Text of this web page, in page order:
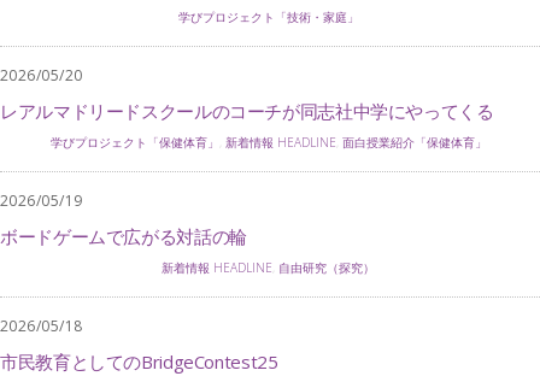
学びプロジェクト「技術・家庭」
2026/05/20
レアルマドリードスクールのコーチが同志社中学にやってくる
学びプロジェクト「保健体育」 新着情報 HEADLINE 面白授業紹介「保健体育」
2026/05/19
ボードゲームで広がる対話の輪
新着情報 HEADLINE 自由研究（探究）
2026/05/18
市民教育としてのBridgeContest25